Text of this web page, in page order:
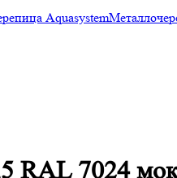
Aquasystem
RAL 7024